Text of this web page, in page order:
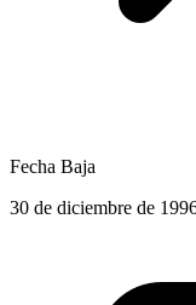
Fecha Baja
30 de diciembre de